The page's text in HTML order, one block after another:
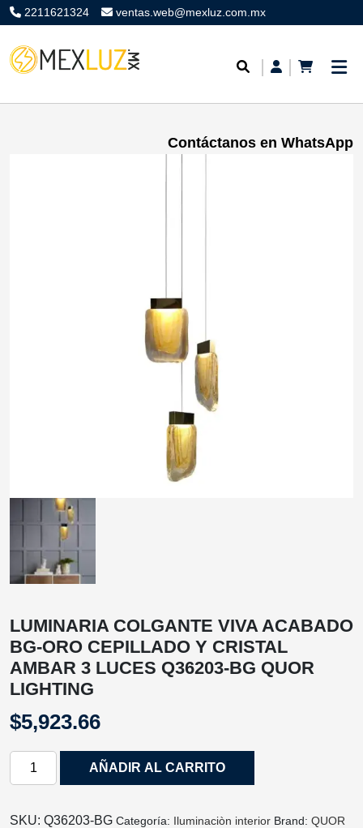
2211621324 ventas.web@mexluz.com.mx
Contáctanos en WhatsApp
LUMINARIA COLGANTE VIVA ACABADO
BG-ORO CEPILLADO Y CRISTAL
AMBAR 3 LUCES Q36203-BG QUOR
LIGHTING
$5,923.66
LUMINARIA
ACABADO
AÑADIR AL CARRITO
SKU: Q36203-BG Categoría: Iluminaciòn interior Brand: QUOR